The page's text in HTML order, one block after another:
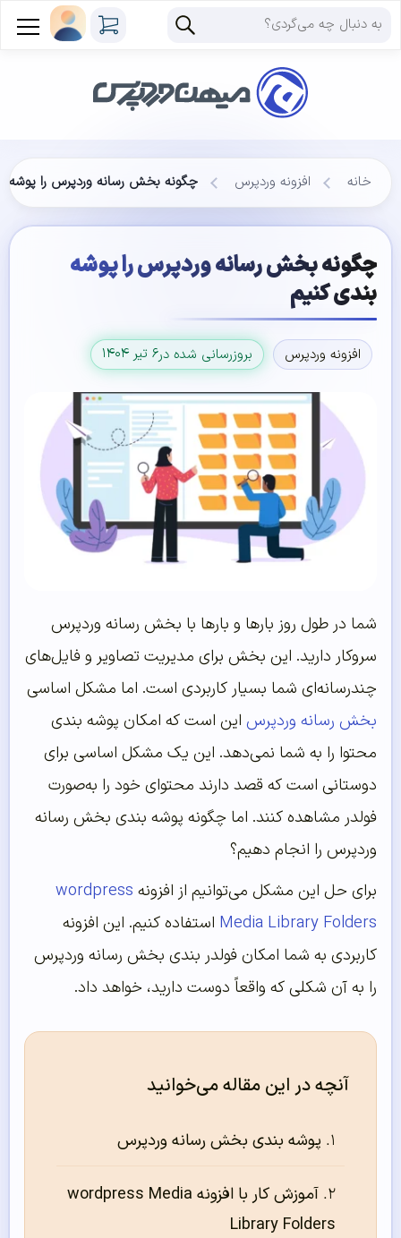
خانه افزونه وردپرس چگونه بخش رسانه وردپرس را پوشه
چگونه بخش رسانه وردپرس را پوشه
بندی کنیم
افزونه وردپرس بروزرسانی شده در۶ تیر ۱۴۰۴
شما در طول روز بارها و بارها با بخش رسانه وردپرس
سروکار دارید. این بخش برای مدیریت تصاویر و فایل‌های
چندرسانه‌ای شما بسیار کاربردی است. اما مشکل اساسی
بخش رسانه وردپرس این است که امکان پوشه بندی
محتوا را به شما نمی‌دهد. این یک مشکل اساسی برای
دوستانی است که قصد دارند محتوای خود را به‌صورت
فولدر مشاهده کنند. اما چگونه پوشه بندی بخش رسانه
وردپرس را انجام دهیم؟
برای حل این مشکل می‌توانیم از افزونه wordpress
Media Library Folders استفاده کنیم. این افزونه
کاربردی به شما امکان فولدر بندی بخش رسانه وردپرس
را به آن شکلی که واقعاً دوست دارید، خواهد داد.
آنچه در این مقاله می‌خوانید
پوشه بندی بخش رسانه وردپرس
آموزش کار با افزونه wordpress Media
Library Folders